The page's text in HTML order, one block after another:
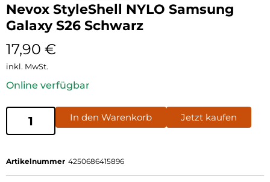
Nevox StyleShell NYLO Samsung
Galaxy S26 Schwarz
17,90 €
inkl. MwSt.
Online verfügbar
In den Warenkorb Jetzt kaufen
Artikelnummer 4250686415896